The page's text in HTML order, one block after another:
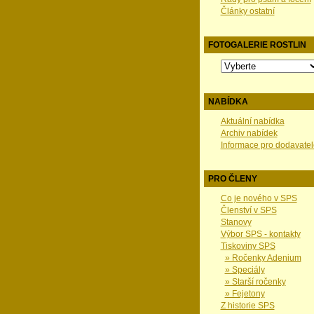
Články ostatní
FOTOGALERIE ROSTLIN
NABÍDKA
Aktuální nabídka
Archiv nabídek
Informace pro
PRO ČLENY
Co je nového v SPS
Členství v SPS
Stanovy
Výbor SPS - kontakty
Tiskoviny SPS
» Ročenky Adenium
» Speciály
» Starší ročenky
» Fejetony
Z historie SPS